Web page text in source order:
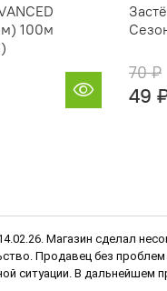
100м
70 ₽
49
Магазин сделал
Продавец без проблем
ситуации. В дальнейшем